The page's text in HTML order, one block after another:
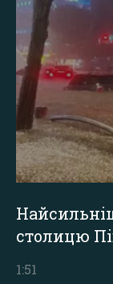
столицю
1:51